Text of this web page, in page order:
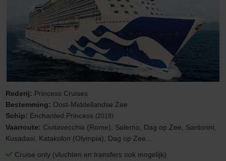
Rederij: Princess Cruises
Bestemming: Oost-Middellandse Zee
Schip: Enchanted Princess (2019)
Vaarroute: Civitavecchia (Rome), Salerno, Dag op Zee, Santorini,
Kusadasi, Katakolon (Olympia), Dag op Zee...
Cruise only (vluchten en transfers ook mogelijk)